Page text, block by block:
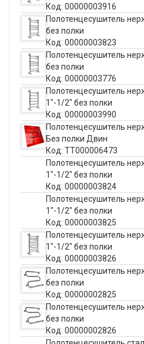
Код: 00000003916
Полотенцесушитель
без полки
Код: 00000003823
Полотенцесушитель
без полки
Код: 00000003776
Полотенцесушитель
1"-1/2" без полки
Код: 00000003990
Полотенцесушитель
Без полки Двин
Код: ТТ000006473
Полотенцесушитель
1"-1/2" без полки
Код: 00000003824
Полотенцесушитель
1"-1/2" без полки
Код: 00000003825
Полотенцесушитель
1"-1/2" без полки
Код: 00000003826
Полотенцесушитель
без полки
Код: 00000002825
Полотенцесушитель
без полки
Код: 00000002826